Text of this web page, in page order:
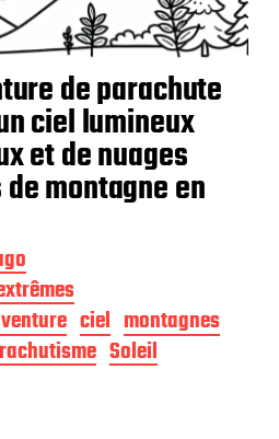
de parachute
ciel lumineux
et de nuages
montagne en
ciel montagnes
Soleil